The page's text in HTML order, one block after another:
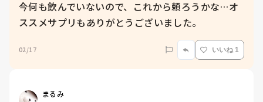
今何も飲んでいないので、これから頼ろうかな…オ
ススメサプリもありがとうございました。
02/17 いいね 1
まるみ